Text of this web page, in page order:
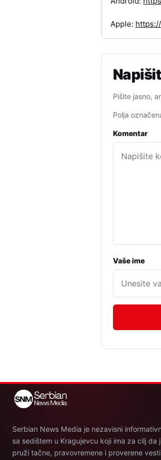
Apple:
Pišite jasno,
Polja
Komentar
Vaše ime
Serbian News Media je nezavisni
sa sedištem u Kragujevcu koji ima za cilj da
pruži tačne, pravovremene i proverene